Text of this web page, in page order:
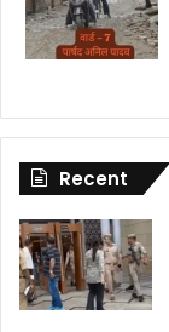
Recent